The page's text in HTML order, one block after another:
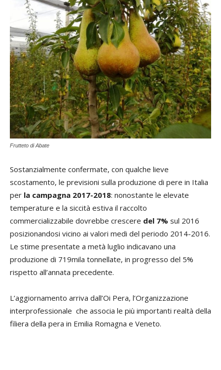
Frutteto di Abate
Sostanzialmente confermate, con qualche lieve
scostamento, le previsioni sulla produzione di pere in Italia
per la campagna 2017-2018: nonostante le elevate
temperature e la siccità estiva il raccolto
commercializzabile dovrebbe crescere del 7% sul 2016
posizionandosi vicino ai valori medi del periodo 2014-2016.
Le stime presentate a metà luglio indicavano una
produzione di 719mila tonnellate, in progresso del 5%
rispetto all’annata precedente.
L’aggiornamento arriva dall’Oi Pera, l’Organizzazione
interprofessionale che associa le più importanti realtà della
filiera della pera in Emilia Romagna e Veneto.